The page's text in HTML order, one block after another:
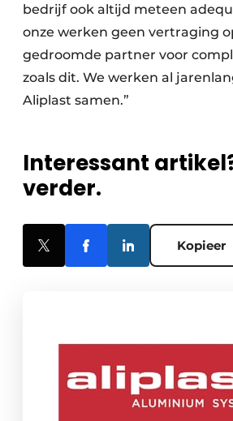
bedrijf ook altijd meteen
onze werken geen vertraging
gedroomde partner voor
zoals dit. We werken al
Aliplast samen.”
Interessant
verder.
Kopieer